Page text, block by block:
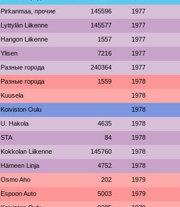
Pirkanmaa, прочие 145596 1977
Lyttylän Liikenne 145577 1977
Hangon Liikenne 1557 1977
Ylisen 7216 1977
Разные города 240364 1977
Разные города 1559 1978
Kuusela 1978
Koiviston Oulu 1978
U. Hakola 4635 1978
STA 84 1978
Kokkolan Liikenne 145760 1978
Hämeen Linja 4752 1978
Osmo Aho 202 1979
Espoon Auto 5003 1979